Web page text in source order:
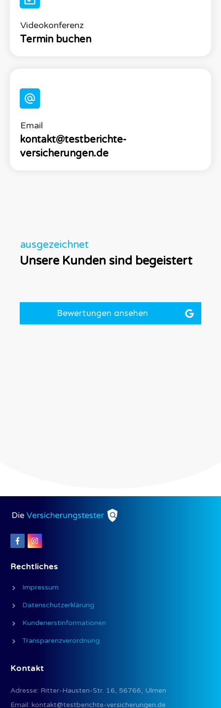
Videokonferenz
Termin buchen
Email
kontakt@testberichte-
versicherungen.de
ausgezeichnet
Unsere Kunden sind begeistert
Bewertungen ansehen
Rechtliches
Impressum
Datenschutzerklärung
Kundenerstinformationen
Transparenzverordnung
Kontakt
Adresse: Ritter-Hausten-Str. 16, 56766, Ulmen
Email: kontakt@testberichte-versicherungen.de